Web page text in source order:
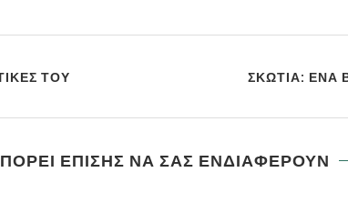
ΤΟΥ
ΣΚΩΤΙΑ: ΕΝΑ
ΕΠΙΣΗΣ ΝΑ ΣΑΣ ΕΝΔΙΑΦΕΡΟΥΝ